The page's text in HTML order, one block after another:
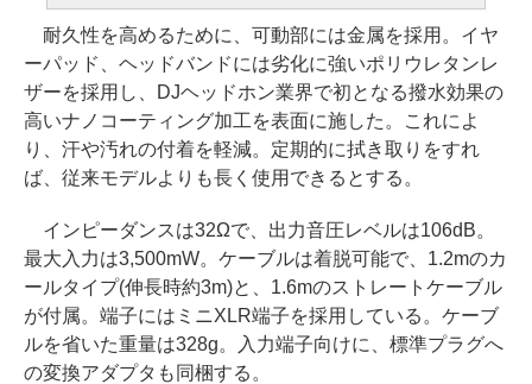
耐久性を高めるために、可動部には金属を採用。イヤ
ーパッド、ヘッドバンドには劣化に強いポリウレタンレ
ザーを採用し、DJヘッドホン業界で初となる撥水効果の
高いナノコーティング加工を表面に施した。これによ
り、汗や汚れの付着を軽減。定期的に拭き取りをすれ
ば、従来モデルよりも長く使用できるとする。
インピーダンスは32Ωで、出力音圧レベルは106dB。
最大入力は3,500mW。ケーブルは着脱可能で、1.2mのカ
ールタイプ(伸長時約3m)と、1.6mのストレートケーブル
が付属。端子にはミニXLR端子を採用している。ケーブ
ルを省いた重量は328g。入力端子向けに、標準プラグへ
の変換アダプタも同梱する。